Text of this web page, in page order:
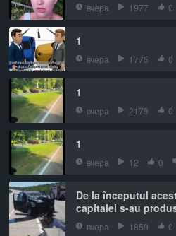
вчера 1977 0
1
вчера 1775 0
1
вчера 2179 0
1
вчера 12 0
De la începutul
capitalei s-au
вчера 1859 0